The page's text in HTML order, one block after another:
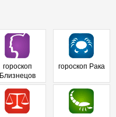
гороскоп
Близнецов
гороскоп Рака